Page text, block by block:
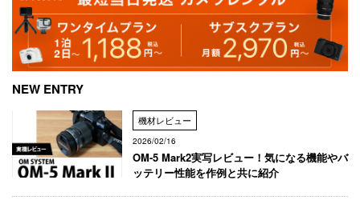
NEW ENTRY
機材レビュー
2026/02/16
OM-5 Mark2実写レビュー！気になる機能やバ
ッテリー性能を作例と共に紹介